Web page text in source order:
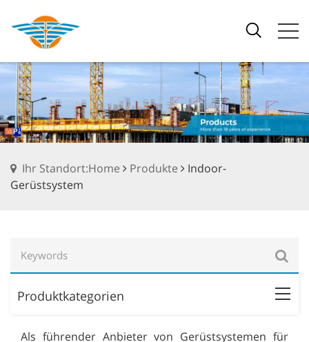
Ihr Standort:Home Produkte
Indoor-
Gerüstsystem
Produktkategorien
Als führender Anbieter von Gerüstsystemen für